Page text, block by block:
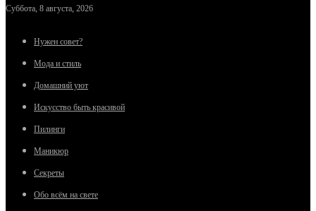
Суббота, 8 августа, 2026
Нужен совет?
Мода и стиль
Домашний уют
Искусство быть красивой
Пилинги
Маникюр
Секреты
Обо всём на свете